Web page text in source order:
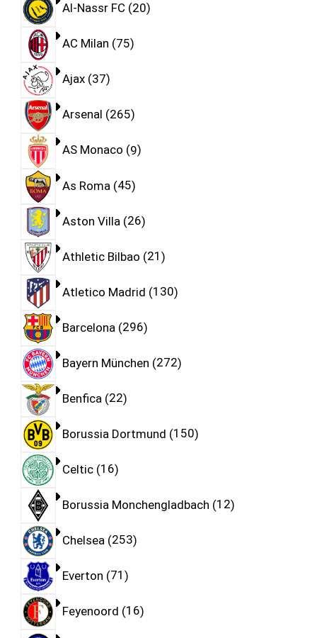
Al-Nassr FC 20
AC Milan 75
Ajax 37
Arsenal 265
AS Monaco 9
As Roma 45
Aston Villa 26
Athletic Bilbao 21
Atletico Madrid 130
Barcelona 296
Bayern München 272
Benfica 22
Borussia Dortmund 150
Celtic 16
Borussia Monchengladbach 12
Chelsea 253
Everton 71
Feyenoord 16